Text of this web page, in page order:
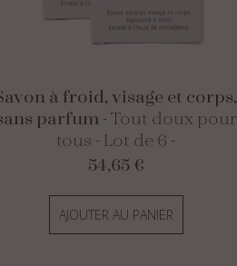
à froid, visage et corps,
parfum - Tout doux pour
tous - Lot de 6 -
54,65 €
AJOUTER AU PANIER